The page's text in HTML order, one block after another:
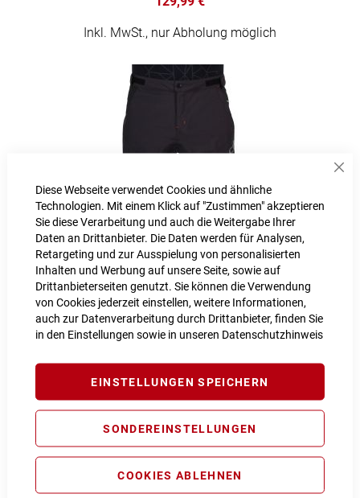
Diese Webseite verwendet Cookies und ähnliche
Technologien. Mit einem Klick auf "Zustimmen" akzeptieren
Sie diese Verarbeitung und auch die Weitergabe Ihrer
Daten an Drittanbieter. Die Daten werden für Analysen,
Retargeting und zur Ausspielung von personalisierten
Inhalten und Werbung auf unsere Seite, sowie auf
Drittanbieterseiten genutzt. Sie können die Verwendung
von Cookies jederzeit einstellen, weitere Informationen,
auch zur Datenverarbeitung durch Drittanbieter, finden Sie
in den Einstellungen sowie in unseren Datenschutzhinweis
EINSTELLUNGEN SPEICHERN
SONDEREINSTELLUNGEN
COOKIES ABLEHNEN
Inkl. MwSt., nur Abholung möglich
Cube BLACKLINE Regenhose kurz
99,99 €
Inkl. MwSt., nur Abholung möglich